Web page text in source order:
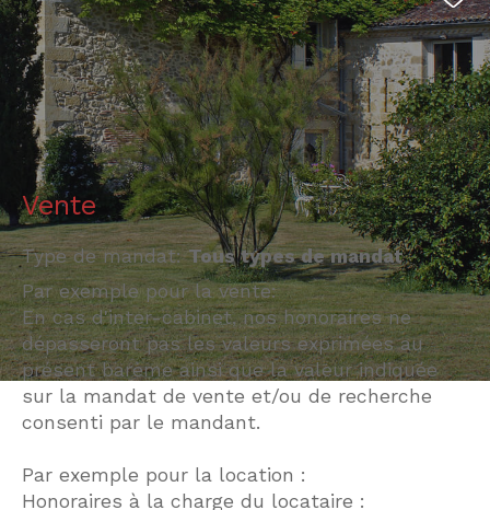
Vente
Type de mandat:Tous types de mandat
Par exemple pour la vente:
En cas d'inter-cabinet, nos honoraires ne
dépasseront pas les valeurs exprimées au
présent barème ainsi que la valeur indiquée
sur la mandat de vente et/ou de recherche
consenti par le mandant.
Par exemple pour la location :
Honoraires à la charge du locataire :